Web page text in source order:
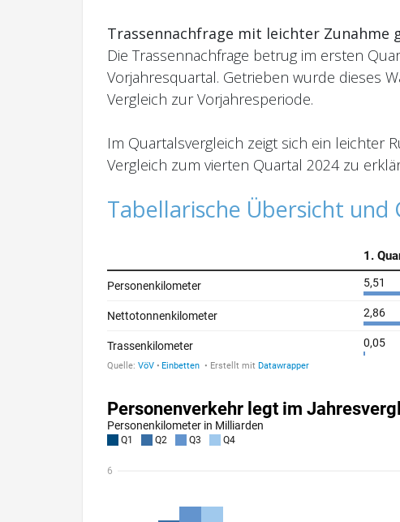
Trassennachfrage mit leichter Zunahme
Die Trassennachfrage betrug im ersten
Vorjahresquartal. Getrieben wurde dieses
Vergleich zur Vorjahresperiode.
Im Quartalsvergleich zeigt sich ein leichter
Vergleich zum vierten Quartal 2024 zu
Tabellarische Übersicht und